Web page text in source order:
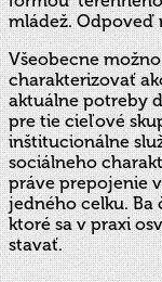
mládež. Odpoveď
Všeobecne
charakterizovať
aktuálne potreby
pre tie cieľové
inštitucionálne
sociálneho
práve prepojenie
jedného celku. Ba
ktoré sa v praxi
stavať.